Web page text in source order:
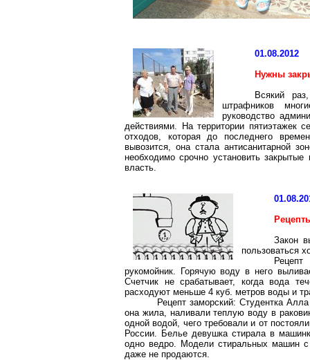
01.08.2012
Нужны
Всякий
штрафников
руководство
действиями. На территории пятиэтажек
отходов, которая до последнего
вывозится, она стала антисанитарной
необходимо срочно установить
власть.
Закон
пользоваться
рукомойник. Горячую воду в него
Счетчик не срабатывает, когда вода
расходуют меньше 4 куб. метров воды и
Рецепт заморский: Студентка
она жила, наливали теплую воду в
одной водой, чего требовали и от
России. Белье девушка стирала в
одно ведро. Модели стиральных машин с
даже не продаются.